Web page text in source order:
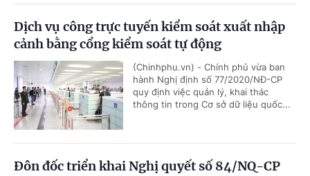
Dịch vụ công trực tuyến kiểm soát xuất nhập
cảnh bằng cổng kiểm soát tự động
(Chinhphu.vn) - Chính phủ vừa ban
hành Nghị định số 77/2020/NĐ-CP
quy định việc quản lý, khai thác
thông tin trong Cơ sở dữ liệu quốc...
Đôn đốc triển khai Nghị quyết số 84/NQ-CP